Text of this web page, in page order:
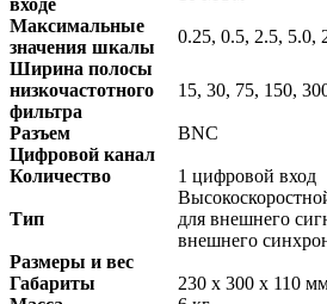
входе
Максимальные
значения шкалы
0.25, 0.5, 2.5, 5.0,
Ширина полосы
низкочастотного
фильтра
15, 30, 75, 150,
Разъем
BNC
Цифровой канал
Количество
1 цифровой вход
Тип
для внешнего
внешнего
Размеры и вес
Габариты
230 x 300 x 110